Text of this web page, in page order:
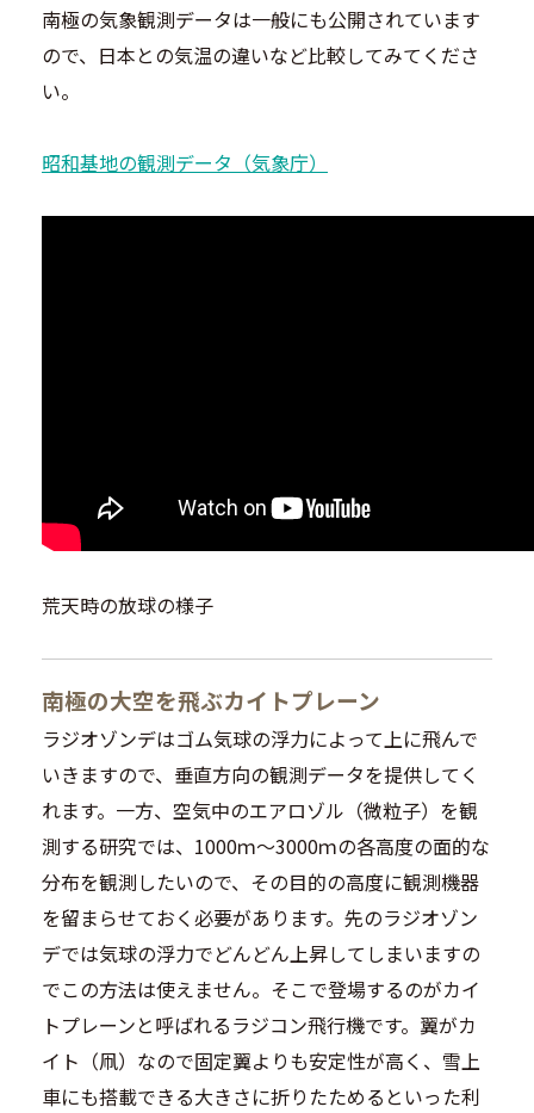
南極の気象観測データは一般にも公開されています
ので、日本との気温の違いなど比較してみてくださ
い。
昭和基地の観測データ（気象庁）
荒天時の放球の様子
南極の大空を飛ぶカイトプレーン
ラジオゾンデはゴム気球の浮力によって上に飛んで
いきますので、垂直方向の観測データを提供してく
れます。一方、空気中のエアロゾル（微粒子）を観
測する研究では、1000ｍ〜3000ｍの各高度の面的な
分布を観測したいので、その目的の高度に観測機器
を留まらせておく必要があります。先のラジオゾン
デでは気球の浮力でどんどん上昇してしまいますの
でこの方法は使えません。そこで登場するのがカイ
トプレーンと呼ばれるラジコン飛行機です。翼がカ
イト（凧）なので固定翼よりも安定性が高く、雪上
車にも搭載できる大きさに折りたためるといった利